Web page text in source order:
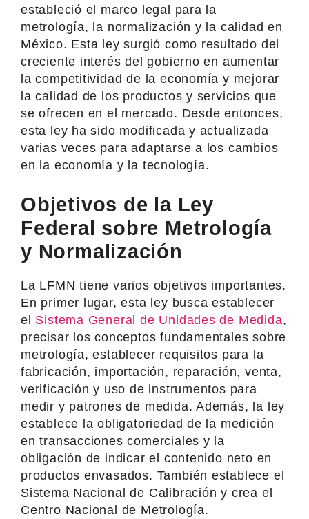
estableció el marco legal para la
metrología, la normalización y la calidad en
México. Esta ley surgió como resultado del
creciente interés del gobierno en aumentar
la competitividad de la economía y mejorar
la calidad de los productos y servicios que
se ofrecen en el mercado. Desde entonces,
esta ley ha sido modificada y actualizada
varias veces para adaptarse a los cambios
en la economía y la tecnología.
Objetivos de la Ley
Federal sobre Metrología
y Normalización
La LFMN tiene varios objetivos importantes.
En primer lugar, esta ley busca establecer
el Sistema General de Unidades de Medida,
precisar los conceptos fundamentales sobre
metrología, establecer requisitos para la
fabricación, importación, reparación, venta,
verificación y uso de instrumentos para
medir y patrones de medida. Además, la ley
establece la obligatoriedad de la medición
en transacciones comerciales y la
obligación de indicar el contenido neto en
productos envasados. También establece el
Sistema Nacional de Calibración y crea el
Centro Nacional de Metrología.